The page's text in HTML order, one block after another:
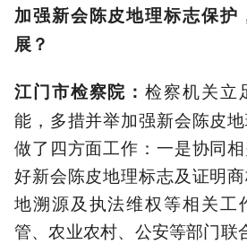
加强新会陈皮地理标志保护
展？
江门市检察院：检察机关立
能，多措并举加强新会陈皮
做了四方面工作：一是协同
好新会陈皮地理标志及证明
地溯源及执法维权等相关工
管、农业农村、公安等部门联